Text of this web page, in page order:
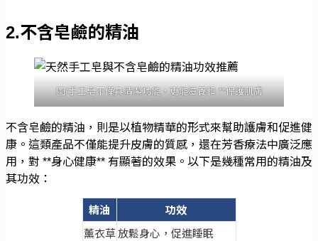
2.不含皂鹼的精油
圖/手工皂不僅具清潔功能，更能滋養和 **保護肌膚
不含皂鹼的精油，則是以植物精華的形式來幫助護膚和促進健
康。這類產品不僅能提升皮膚的質感，還在芳香療法中廣泛應
用，對 **身心健康** 有顯著的效果。以下是幾種常用的精油及
其功效：
精油
功效
薰衣草 放鬆身心，促進睡眠